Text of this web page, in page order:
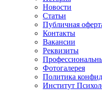
Новости
Статьи
Публичная
Контакты
Вакансии
Реквизиты
Фотогалерея
Политика
Институт